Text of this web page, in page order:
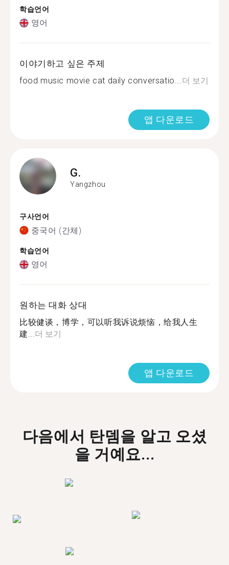
학습언어
영어
이야기하고 싶은 주제
food music movie cat daily conversatio...더 보기
앱 다운로드
G.
Yangzhou
구사언어
중국어 (간체)
학습언어
영어
원하는 대화 상대
比较健谈，博学，可以听我诉说烦恼，给我人生
建...더 보기
앱 다운로드
다음에서 탄뎀을 알고 오셨
을 거예요...